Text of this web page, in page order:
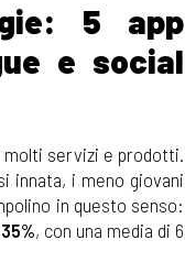
5 app
e social
molti servizi e prodotti.
innata, i meno giovani
in questo senso:
, con una media di 6